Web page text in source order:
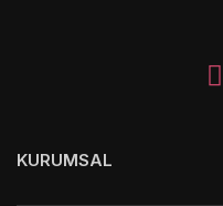
KURUMSAL